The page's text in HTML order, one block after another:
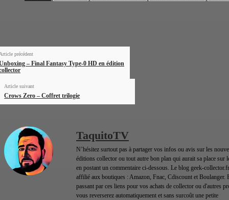
précédent
– Final Fantasy Type-0 HD en édition
Article suivant
Crows Zero – Coffret trilogie
TaquitoTV
N’hésitez surtout pas à partager vos infos ou avis sur les
éditions collector ou tout autre bon plan qui aurait sa place sur
en postant un commentaire ci-dessous. Le blog geek-
affilié aux boutiques : Amazon, Fnac, Cdiscount et Boulanger.
passant par ces liens pour vos achats de collector ou d'autres
vous reverserez automatiquement et sans surcoût une petite